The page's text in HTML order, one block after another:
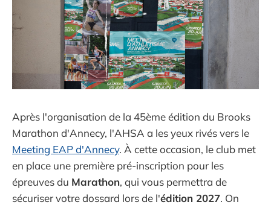
Après l'organisation de la 45ème édition du Brooks
Marathon d'Annecy, l'AHSA a les yeux rivés vers le
Meeting EAP d'Annecy. À cette occasion, le club met
en place une première pré-inscription pour les
épreuves du Marathon, qui vous permettra de
sécuriser votre dossard lors de l'édition 2027. On